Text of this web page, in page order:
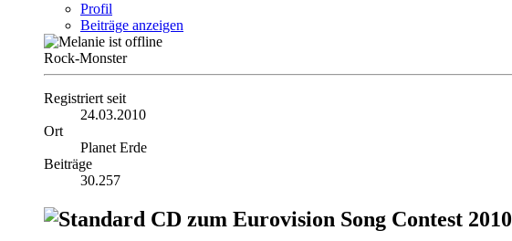
Profil
Beiträge anzeigen
Rock-Monster
Registriert seit
24.03.2010
Ort
Planet Erde
Beiträge
30.257
CD zum Eurovision Song Contest 2010